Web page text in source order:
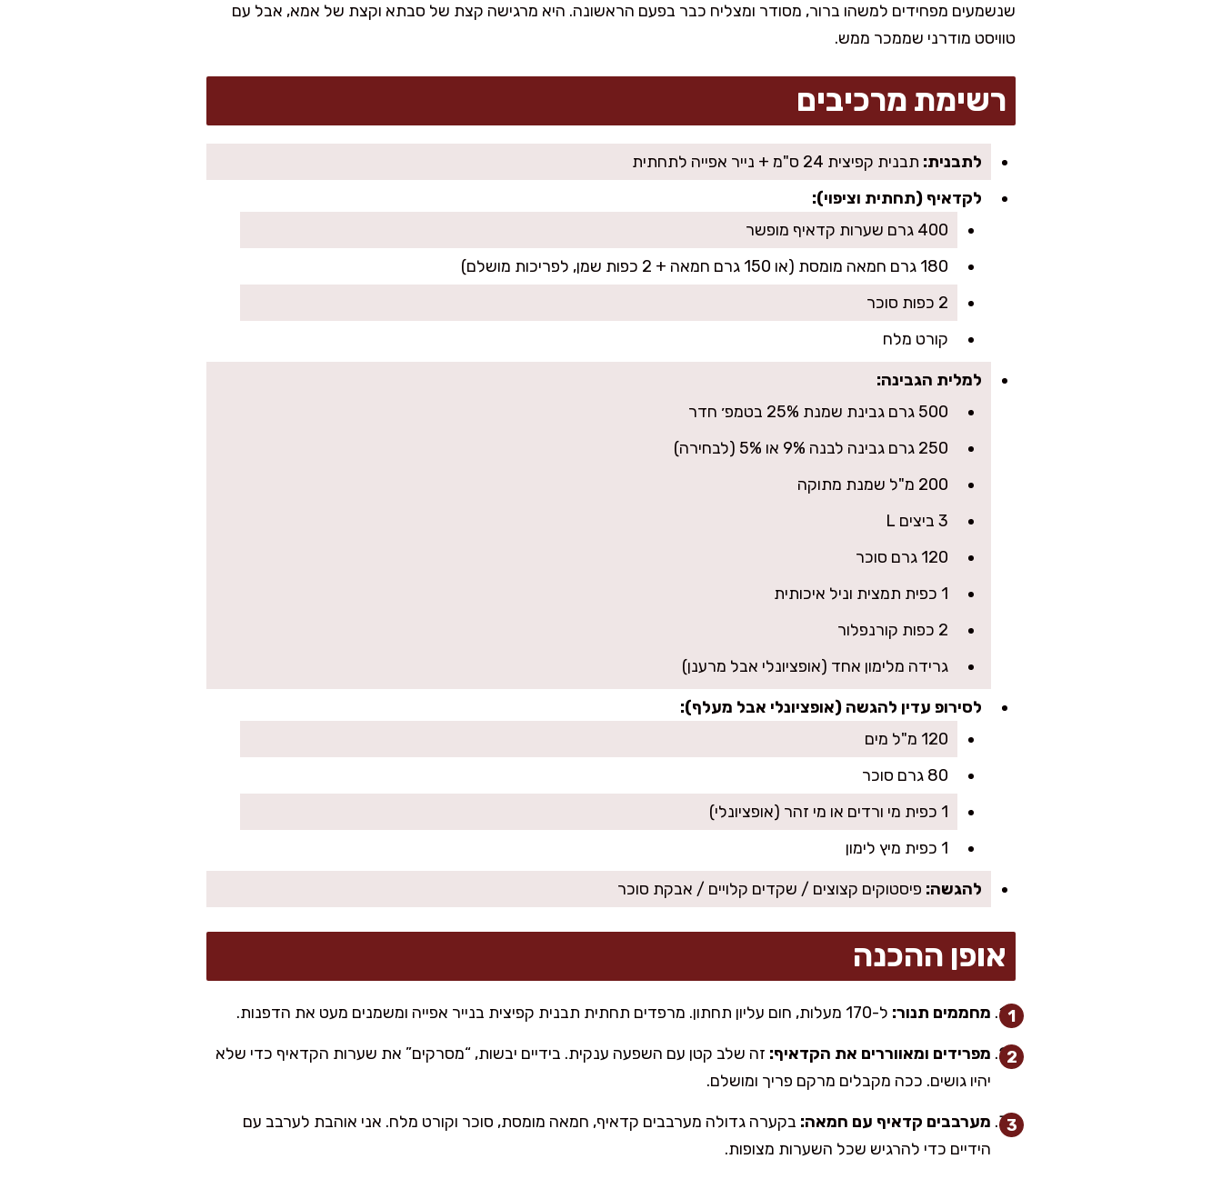
שנשמעים מפחידים למשהו ברור, מסודר ומצליח כבר בפעם הראשונה. היא מרגישה קצת של סבתא וקצת של אמא, אבל עם
טוויסט מודרני שממכר ממש.
רשימת מרכיבים
לתבנית: תבנית קפיצית 24 ס"מ + נייר אפייה לתחתית
לקדאיף (תחתית וציפוי):
400 גרם שערות קדאיף מופשר
180 גרם חמאה מומסת (או 150 גרם חמאה + 2 כפות שמן, לפריכות מושלם)
2 כפות סוכר
קורט מלח
למלית הגבינה:
500 גרם גבינת שמנת 25% בטמפ׳ חדר
250 גרם גבינה לבנה 9% או 5% (לבחירה)
200 מ"ל שמנת מתוקה
3 ביצים L
120 גרם סוכר
1 כפית תמצית וניל איכותית
2 כפות קורנפלור
גרידה מלימון אחד (אופציונלי אבל מרענן)
לסירופ עדין להגשה (אופציונלי אבל מעלף):
120 מ"ל מים
80 גרם סוכר
1 כפית מי ורדים או מי זהר (אופציונלי)
1 כפית מיץ לימון
להגשה: פיסטוקים קצוצים / שקדים קלויים / אבקת סוכר
אופן ההכנה
מחממים תנור: ל-170 מעלות, חום עליון תחתון. מרפדים תחתית תבנית קפיצית בנייר אפייה ומשמנים מעט את הדפנות.
מפרידים ומאווררים את הקדאיף: זה שלב קטן עם השפעה ענקית. בידיים יבשות, “מסרקים” את שערות הקדאיף כדי שלא
יהיו גושים. ככה מקבלים מרקם פריך ומושלם.
מערבבים קדאיף עם חמאה: בקערה גדולה מערבבים קדאיף, חמאה מומסת, סוכר וקורט מלח. אני אוהבת לערבב עם
הידיים כדי להרגיש שכל השערות מצופות.